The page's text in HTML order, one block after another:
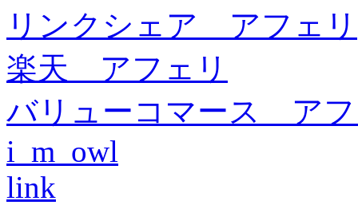
リンクシェア アフェリ
楽天 アフェリ
バリューコマース ア
i_m_owl
link